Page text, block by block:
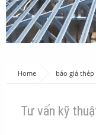
Home báo giá thép
nhẹ
thi công khung
Tư vấn kỹ